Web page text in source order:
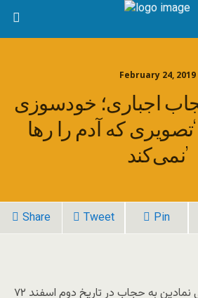
February 24, 2019
اجباری؛ خودسوزی
که آدم را رها
نمی‌کند’
Share Tweet Pin
هما دارابی در اعتراضی نمادین به حجاب در تاریخ دوم اسفند ۷۲